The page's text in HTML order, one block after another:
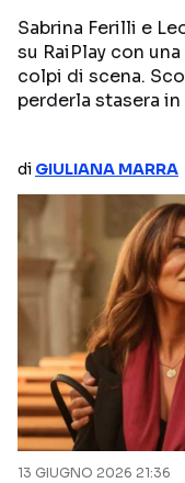
Streaming
NETFLIX
DISNEY+
RAIPLAY
Categorie
NOTIZIE
ANTEPRIME
RETROSCENA
Sabrina Ferilli e
su RaiPlay con
colpi di scena.
perderla stasera
di GIULIANA MARRA
13 GIUGNO 2026 21:36